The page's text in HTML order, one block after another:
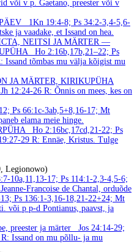
või v p. Gaetano, preester või v
1Kn 19:4-8; Ps 34:2-3,4-5,6-
ja vaadake, et Issand on hea.
NEITSI JA MÄRTER —
Ho 2:16b,17b,21–22; Ps
Issand tõmbas mu välja kõigist mu
JA MÄRTER, KIRIKUPÜHA
12:24-26 R: Õnnis on mees, kes on
Ps 66:1c-3ab,5+8,16-17; Mt
elama meie hinge.
Ho 2:16bc,17cd,21-22; Ps
29 R: Ennäe, Kristus. Tulge
Legionowo)
10a,11,13-17; Ps 114:1-2,3-4,5-6;
Francoise de Chantal, orduõde
Ps 136:1-3,16-18,21-22+24; Mt
või p p-d Pontianus, paavst, ja
preester ja märter
Jos 24:14-29;
R: Issand on mu põllu- ja mu